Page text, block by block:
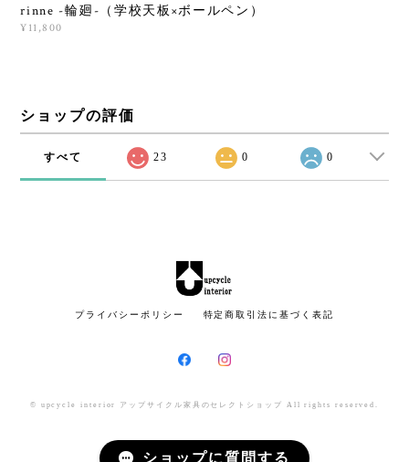
rinne -輪廻-（学校天板×ボールペン）
¥11,800
ショップの評価
すべて 23 0 0
プライバシーポリシー 特定商取引法に基づく表記
© upcycle interior アップサイクル家具のセレクトショップ All rights reserved.
ショップに質問する